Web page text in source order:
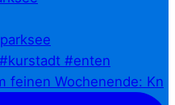
feinen Wochenende: Kn